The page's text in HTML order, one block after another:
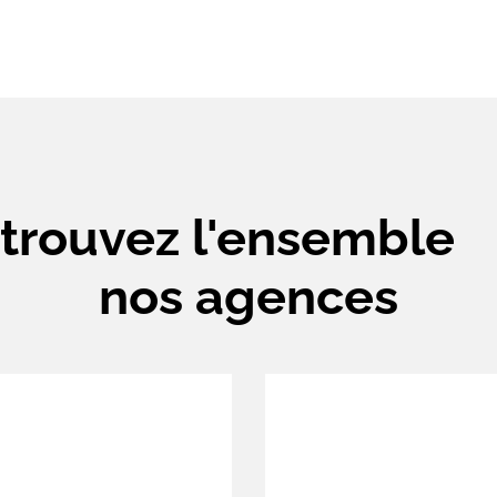
l'ensemble
nos agences